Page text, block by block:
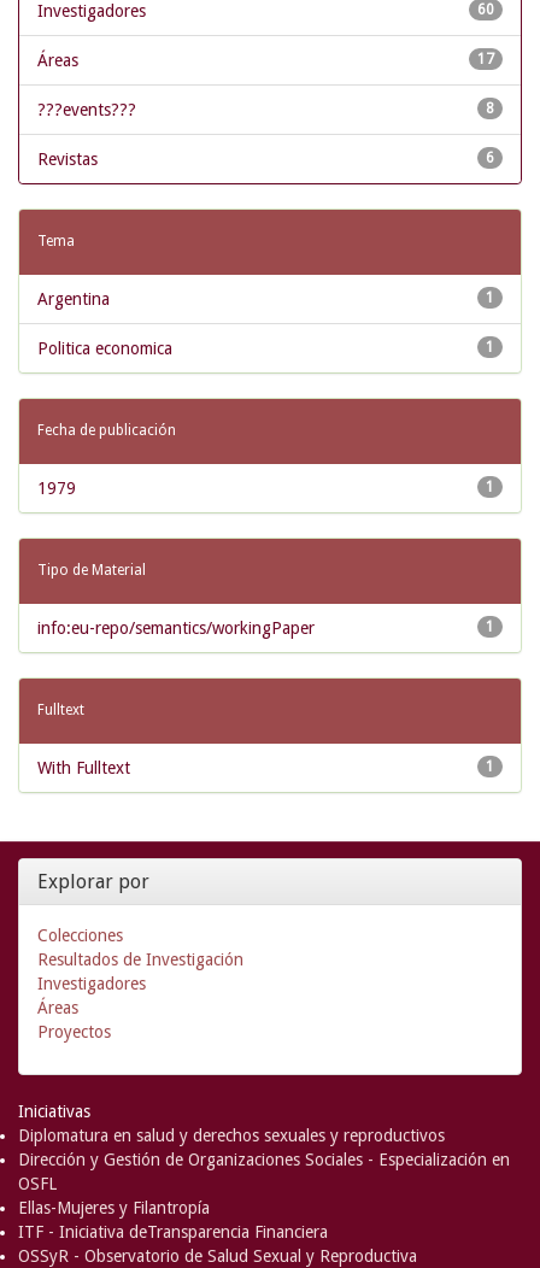
60
Investigadores
17
Áreas
8
???events???
6
Revistas
Tema
1
Argentina
1
Politica economica
Fecha de publicación
1
1979
Tipo de Material
1
info:eu-repo/semantics/workingPaper
Fulltext
1
With Fulltext
Explorar por
Colecciones
Resultados de Investigación
Investigadores
Áreas
Proyectos
Iniciativas
Diplomatura en salud y derechos sexuales y reproductivos
Dirección y Gestión de Organizaciones Sociales - Especialización en
OSFL
Ellas-Mujeres y Filantropía
ITF - Iniciativa deTransparencia Financiera
OSSyR - Observatorio de Salud Sexual y Reproductiva